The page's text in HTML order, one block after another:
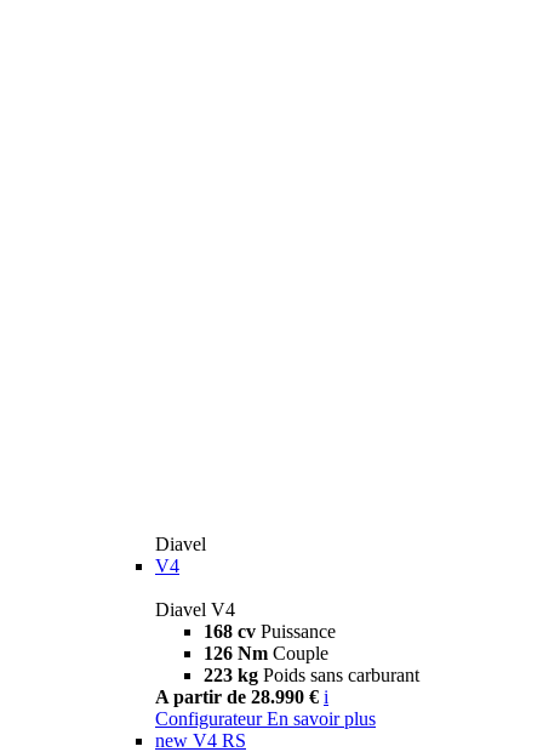
Diavel
V4
Diavel V4
168 cv Puissance
126 Nm Couple
223 kg Poids sans carburant
A partir de 28.990 € i
Configurateur En savoir plus
new V4 RS